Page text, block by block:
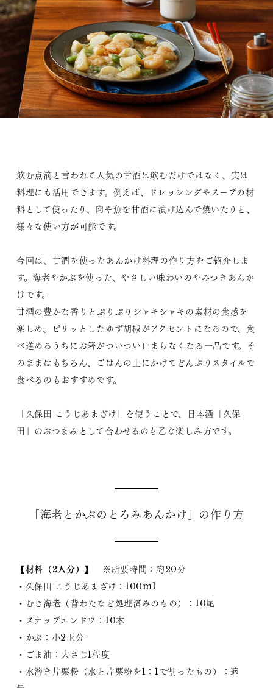
飲む点滴と言われて人気の甘酒は飲むだけではなく、実は
料理にも活用できます。例えば、ドレッシングやスープの材
料として使ったり、肉や魚を甘酒に漬け込んで焼いたりと、
様々な使い方が可能です。
今回は、甘酒を使ったあんかけ料理の作り方をご紹介しま
す。海老やかぶを使った、やさしい味わいのやみつきあんか
けです。
甘酒の豊かな香りとぷりぷりシャキシャキの素材の食感を
楽しめ、ピリッとしたゆず胡椒がアクセントになるので、食
べ進めるうちにお箸がついつい止まらなくなる一品です。そ
のままはもちろん、ごはんの上にかけてどんぶりスタイルで
食べるのもおすすめです。
「久保田 こうじあまざけ」を使うことで、日本酒「久保
田」のおつまみとして合わせるのも乙な楽しみ方です。
「海老とかぶのとろみあんかけ」の作り方
【材料（2人分）】
※所要時間：約20分
・久保田 こうじあまざけ：100ml
・むき海老（背わたなど処理済みのもの）：10尾
・スナップエンドウ：10本
・かぶ：小2玉分
・ごま油：大さじ1程度
・水溶き片栗粉（水と片栗粉を1：1で割ったもの）：適